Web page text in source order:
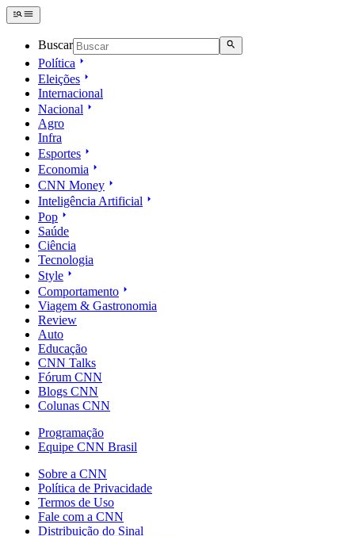
Buscar
Política
Eleições
Internacional
Nacional
Agro
Infra
Esportes
Economia
CNN Money
Inteligência Artificial
Pop
Saúde
Ciência
Tecnologia
Style
Comportamento
Viagem & Gastronomia
Review
Auto
Educação
CNN Talks
Fórum CNN
Blogs CNN
Colunas CNN
Programação
Equipe CNN Brasil
Sobre a CNN
Política de Privacidade
Termos de Uso
Fale com a CNN
Distribuição do Sinal